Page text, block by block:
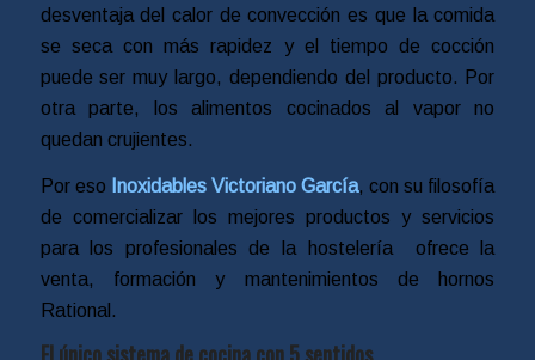
desventaja del calor de convección es que la comida
se seca con más rapidez y el tiempo de cocción
puede ser muy largo, dependiendo del producto. Por
otra parte, los alimentos cocinados al vapor no
quedan crujientes.
Por eso Inoxidables Victoriano García, con su filosofía
de comercializar los mejores productos y servicios
para los profesionales de la hostelería ofrece la
venta, formación y mantenimientos de hornos
Rational.